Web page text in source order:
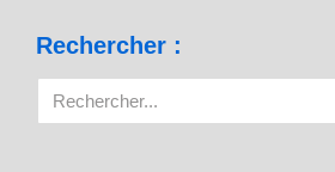
Rechercher :